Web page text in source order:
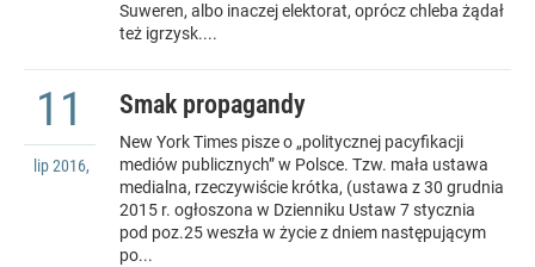
Suweren, albo inaczej elektorat, oprócz chleba żądał
też igrzysk....
Smak propagandy
11
lip2016,
New York Times pisze o „politycznej pacyfikacji
mediów publicznych” w Polsce. Tzw. mała ustawa
medialna, rzeczywiście krótka, (ustawa z 30 grudnia
2015 r. ogłoszona w Dzienniku Ustaw 7 stycznia
pod poz.25 weszła w życie z dniem następującym
po...